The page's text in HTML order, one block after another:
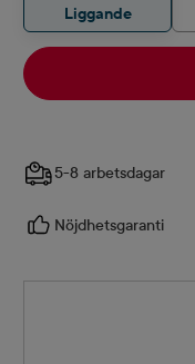
Liggande
5-8 arbetsdagar
Nöjdhetsgaranti